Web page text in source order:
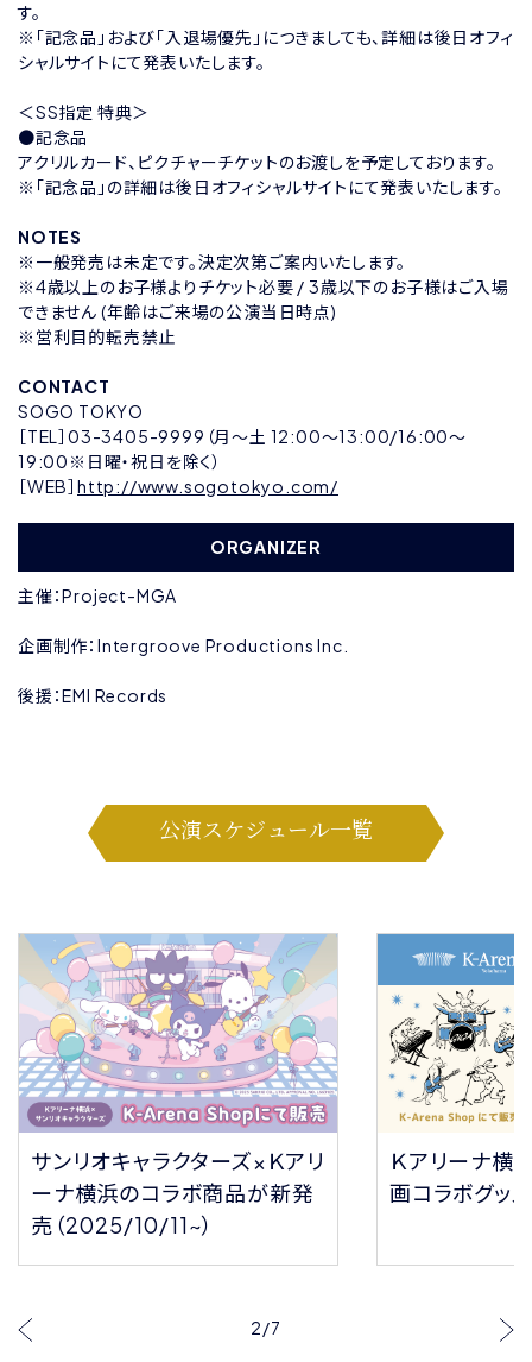
す。
※「記念品」および「入退場優先」につきましても、詳細は後日オフィ
シャルサイトにて発表いたします。
＜SS指定 特典＞
●記念品
アクリルカード、ピクチャーチケットのお渡しを予定しております。
※「記念品」の詳細は後日オフィシャルサイトにて発表いたします。
NOTES
※一般発売は未定です。決定次第ご案内いたします。
※4歳以上のお子様よりチケット必要 / 3歳以下のお子様はご入場
できません (年齢はご来場の公演当日時点)
※営利目的転売禁止
CONTACT
SOGO TOKYO
［TEL］03-3405-9999（月〜土 12:00〜13:00/16:00〜
19:00※日曜・祝日を除く）
［WEB］ http://www.sogotokyo.com/
ORGANIZER
主催：Project-MGA
企画制作：Intergroove Productions Inc.
後援：EMI Records
公演スケジュール一覧
サンリオキャラクターズ×Ｋアリ
ーナ横浜のコラボ商品が新発
売（2025/10/11~）
Ｋアリーナ横
画コラボグッ
2/7